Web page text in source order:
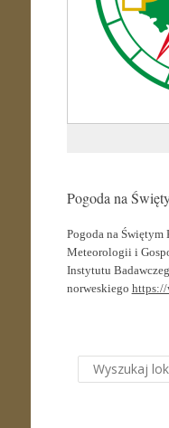
Pogoda na
Pogoda na Świętym
Meteorologii i
Instytutu
norweskiego https://